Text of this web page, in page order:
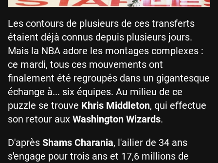
Les contours de plusieurs de ces transferts
étaient déjà connus depuis plusieurs jours.
Mais la NBA adore les montages complexes :
ce mardi, tous ces mouvements ont
finalement été regroupés dans un gigantesque
échange à... six équipes. Au milieu de ce
puzzle se trouve Khris Middleton, qui effectue
son retour aux Washington Wizards.
D'après Shams Charania, l'ailier de 34 ans
s'engage pour trois ans et 17,6 millions de